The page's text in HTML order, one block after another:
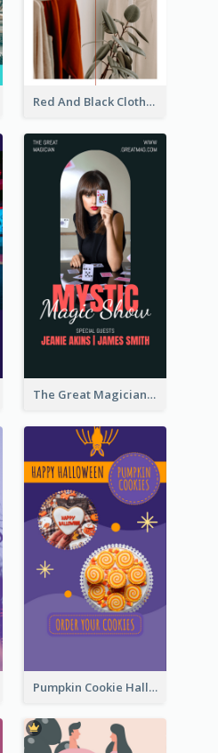
Red And Black Clothes Sale Instagram Story
The Great Magician Promote Instagram Stories
Pumpkin Cookie Halloween Promote Instagram Story